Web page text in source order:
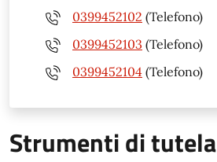
0399452102 (Telefono)
0399452103 (Telefono)
0399452104 (Telefono)
Strumenti di tutela